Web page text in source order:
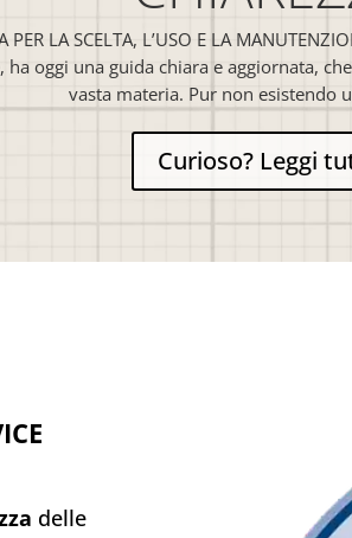
PER LA SCELTA, L’USO E LA
oggi una guida chiara e aggiornata,
vasta materia. Pur non esistendo
Curioso? Leggi
delle